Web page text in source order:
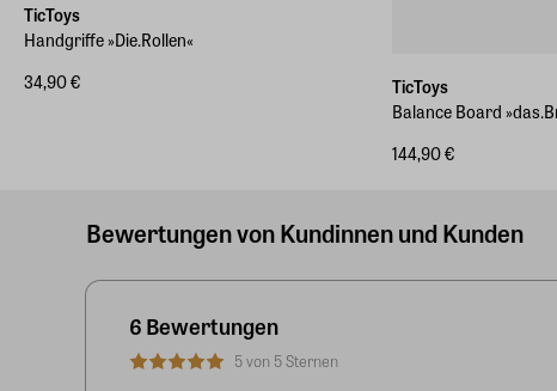
TicToys
Handgriffe »Die.Rollen«
34,90 €
TicToys
Balance Board
144,90 €
Bewertungen von Kundinnen und Kunden
6 Bewertungen
5 von 5 Sternen